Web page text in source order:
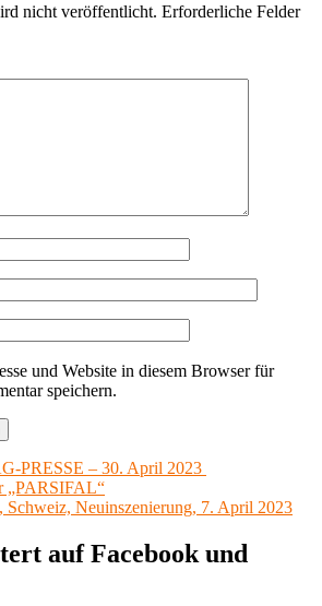
nicht veröffentlicht. Erforderliche Felder
und Website in diesem Browser für
speichern.
PRESSE – 30. April 2023
„PARSIFAL“
Schweiz, Neuinszenierung, 7. April 2023
auf Facebook und